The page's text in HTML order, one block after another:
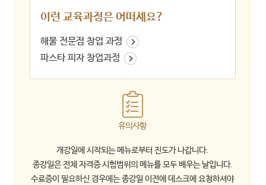
이런 교육과정은 어떠세요?
해물 전문점 창업 과정
파스타 피자 창업과정
유의사항
개강일에 시작되는 메뉴로부터 진도가 나갑니다.
종강일은 전체 자격증 시험범위의 메뉴를 모두 배우는 날입니다.
수료증이 필요하신 경우에는 종강일 이전에 데스크에 요청하셔야